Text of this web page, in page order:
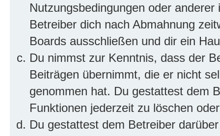
Nutzungsbedingungen oder
Betreiber dich nach Abmahnung
Boards ausschließen und dir ein
Du nimmst zur Kenntnis, dass der
Beiträgen übernimmt, die er nicht
genommen hat. Du gestattest dem
Funktionen jederzeit zu löschen
Du gestattest dem Betreiber